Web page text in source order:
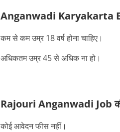
Anganwadi Karyakarta
कम से कम उम्र 18 वर्ष होना चाहिए।
अधिकतम उम्र 45 से अधिक ना हो।
Rajouri Anganwadi Job
कोई आवेदन फीस नहींं।